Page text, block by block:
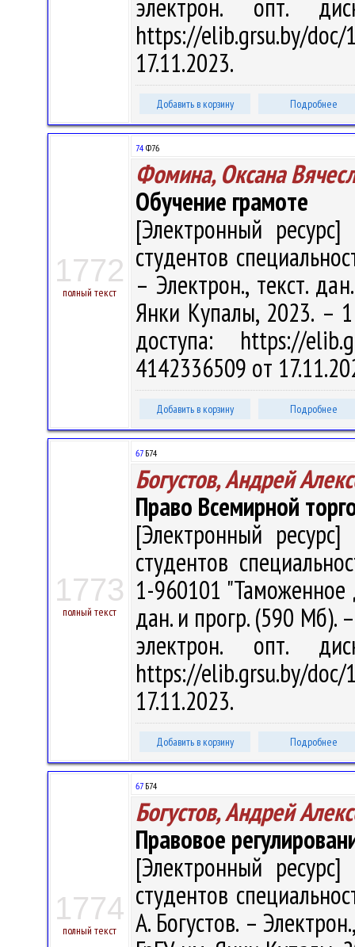
электрон. опт.
https://elib.grsu.by/
17.11.2023.
Добавить в корзину Подробнее
1772
полный текст
74 Ф76
Фомина, Оксана
Обучение грамоте
[Электронный
студентов
– Электрон., текст.
Янки Купалы, 2023. –
доступа: https://
4142336509 от
Добавить в корзину Подробнее
1773
полный текст
67Б74
Богустов, Андрей
Право Всемирной
[Электронный
студентов
1-960101 "Таможенное
дан. и прогр. (590 Мб).
электрон. опт.
https://elib.grsu.by/
17.11.2023.
Добавить в корзину Подробнее
1774
полный текст
67Б74
Богустов, Андрей
Правовое
[Электронный
студентов
А. Богустов. –